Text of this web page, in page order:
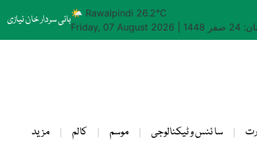
بانی سردار خان نیازی🌤 Rawalpindi 26.2°C
Friday, 07 August 2026
1448
سا ئنس و ٹیکنالوجی موسم کالم مزید